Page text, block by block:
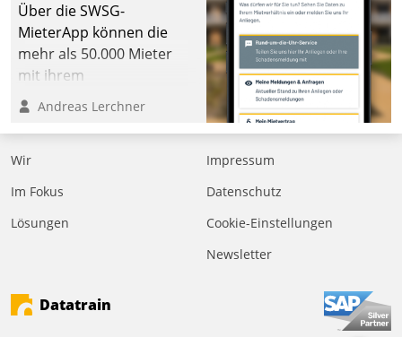
Über die SWSG-
MieterApp können die
mehr als 50.000 Mieter
mit ihrem
Wohnungsunternehmen
kommunizieren, auf dem
Laufenden bleiben, Daten
einsehen und ändern
oder
abgeben – rund um die
Andreas Lerchner
Wir
Im Fokus
Lösungen
Impressum
Datenschutz
Cookie-Einstellungen
Newsletter
Datatrain